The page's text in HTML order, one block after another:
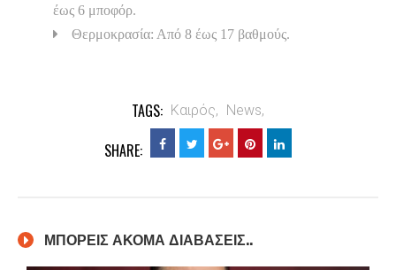
έως 6 μποφόρ.
Θερμοκρασία: Από 8 έως 17 βαθμούς.
TAGS: Καιρός, News,
SHARE:
ΜΠΟΡΕΙΣ ΑΚΟΜΑ ΔΙΑΒΑΣΕΙΣ..